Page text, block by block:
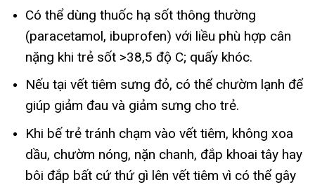
Có thể dùng thuốc hạ sốt thông thường
(paracetamol, ibuprofen) với liều phù hợp cân
nặng khi trẻ sốt >38,5 độ C; quấy khóc.
Nếu tại vết tiêm sưng đỏ, có thể chườm lạnh để
giúp giảm đau và giảm sưng cho trẻ.
Khi bế trẻ tránh chạm vào vết tiêm, không xoa
dầu, chườm nóng, nặn chanh, đắp khoai tây hay
bôi đắp bất cứ thứ gì lên vết tiêm vì có thể gây